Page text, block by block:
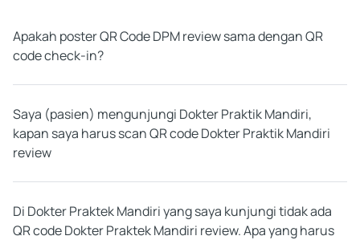
Apakah poster QR Code DPM review sama dengan QR
code check-in?
Saya (pasien) mengunjungi Dokter Praktik Mandiri,
kapan saya harus scan QR code Dokter Praktik Mandiri
review
Di Dokter Praktek Mandiri yang saya kunjungi tidak ada
QR code Dokter Praktek Mandiri review. Apa yang harus